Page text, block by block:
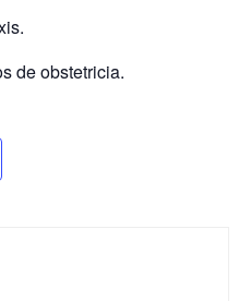
de obstetricia.